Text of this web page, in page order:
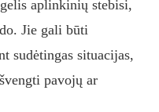
aplinkinių stebisi,
Jie gali būti
sudėtingas situacijas,
pavojų ar